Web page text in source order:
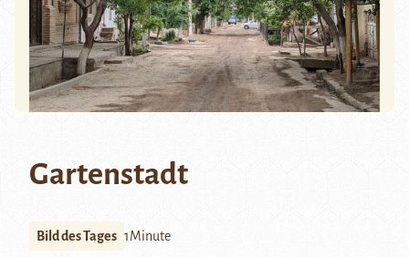
Gartenstadt
Bild des Tages 1Minute